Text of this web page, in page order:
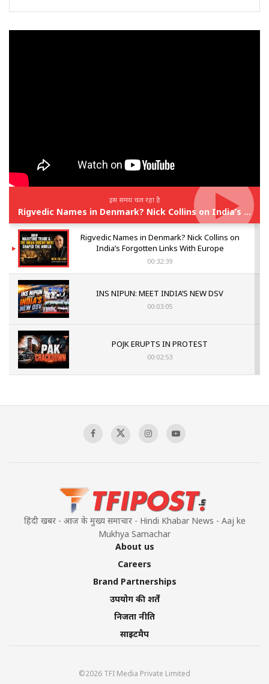
इस समय चल रहा है
Rigvedic Names in Denmark? Nick Collins on India’s Forgotten Links With Europe
Rigvedic Names in Denmark? Nick Collins on
India’s Forgotten Links With Europe
00:32:39
INS NIPUN: MEET INDIA’S NEW DSV
00:03:05
POJK ERUPTS IN PROTEST
00:02:53
Sagar
हिंदी खबर - आज के मुख्य समाचार - Hindi Khabar News - Aaj ke
Mukhya Samachar
About us
Careers
Brand Partnerships
उपयोग की शर्तें
निजता नीति
साइटमैप
©2026 TFI Media Private Limited